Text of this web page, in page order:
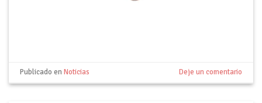
Publicado enNoticias Deje un comentario